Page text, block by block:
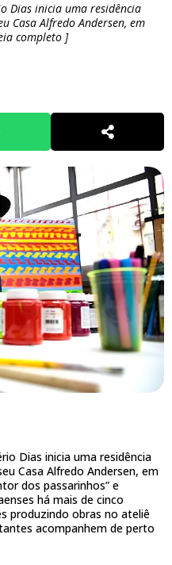
Dias inicia uma residência
Casa Alfredo Andersen, em
completo ]
Dias inicia uma residência
Casa Alfredo Andersen, em
dos passarinhos” e
há mais de cinco
produzindo obras no ateliê
acompanhem de perto